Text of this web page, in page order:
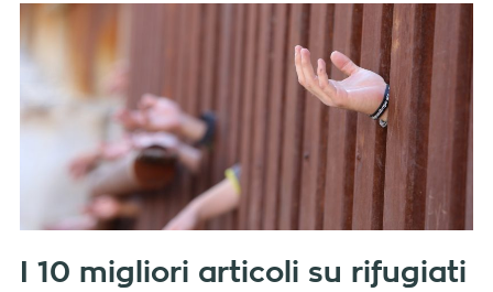
I 10 migliori articoli su rifugiati